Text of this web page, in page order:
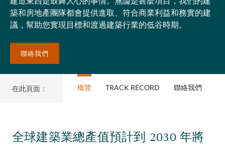
築和房地產團隊都會提供進取、符合商業利益和務實的建
議，幫助您實現目標和渡過建築行業的低谷時期。
聯絡我們
在此頁面： 概覽 TRACK RECORD 聯絡我們
全球建築業總產值預計到 2030 年將